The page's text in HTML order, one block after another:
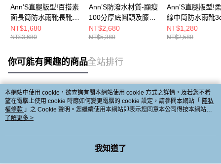
Ann’S直腿版型!百搭素
面長筒防水雨靴長靴
4cm-綠(版型偏大)
NT$1,680
NT$3,680
Ann’S防潑水材質-顯瘦
100分厚底圓頭及膝長
靴5cm-黑 (版型偏小)
NT$2,680
NT$5,380
Ann’S直腿版型!
線中筒防水雨靴
黑(版型偏大)
NT$1,280
NT$2,580
你可能有興趣的商品全站排行
熱門標籤
本網站中使用 cookie，欲查詢有關本網站使用 cookie 方式之詳情，及若您不希
望在電腦上使用 cookie 時應如何變更電腦的 cookie 設定，請參閱本網站「 隱私
權條款 」之 Cookie 聲明。您繼續使用本網站即表示您同意本公司得按本網站使
用條款之 Cookie 聲明使用 cookie。
了解更多 >
我知道了